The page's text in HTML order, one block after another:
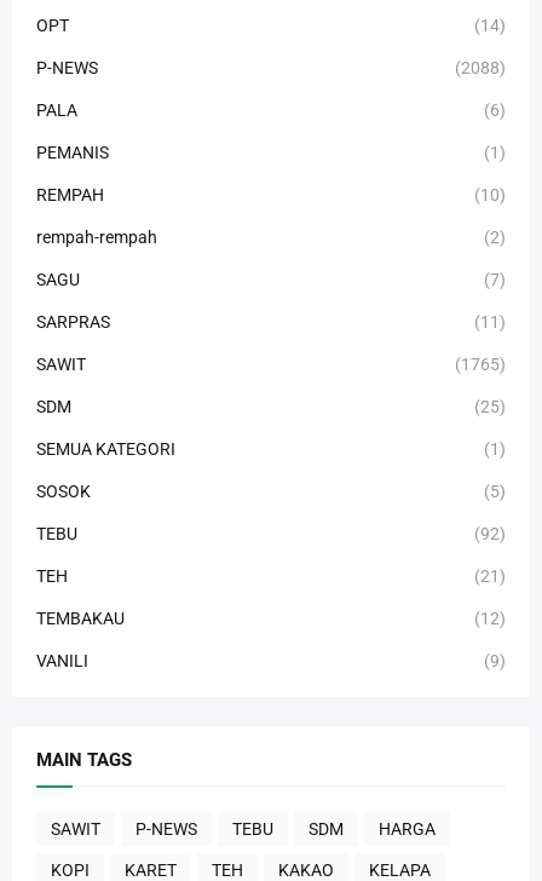
OPT (14)
P-NEWS (2088)
PALA (6)
PEMANIS (1)
REMPAH (10)
rempah-rempah (2)
SAGU (7)
SARPRAS (11)
SAWIT (1765)
SDM (25)
SEMUA KATEGORI (1)
SOSOK (5)
TEBU (92)
TEH (21)
TEMBAKAU (12)
VANILI (9)
MAIN TAGS
SAWIT P-NEWS TEBU SDM HARGA
KOPI KARET TEH KAKAO KELAPA